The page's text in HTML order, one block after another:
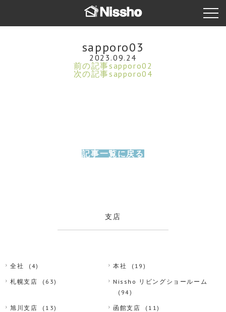
sapporo03
2023.09.24
前の記事sapporo02
次の記事sapporo04
記事一覧に戻る
支店
全社 (4) 本社 (19)
札幌支店 (63)
Nissho リビングショールーム
(94)
旭川支店 (13) 函館支店 (11)